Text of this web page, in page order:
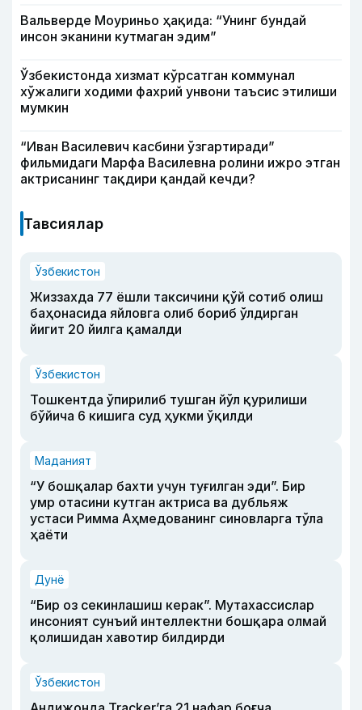
Вальверде Моуриньо ҳақида: “Унинг бундай
инсон эканини кутмаган эдим”
Ўзбекистонда хизмат кўрсатган коммунал
хўжалиги ходими фахрий унвони таъсис этилиши
мумкин
“Иван Василевич касбини ўзгартиради”
фильмидаги Марфа Василевна ролини ижро этган
актрисанинг тақдири қандай кечди?
Тавсиялар
Ўзбекистон
Жиззахда 77 ёшли таксичини қўй сотиб олиш
баҳонасида яйловга олиб бориб ўлдирган
йигит 20 йилга қамалди
Ўзбекистон
Тошкентда ўпирилиб тушган йўл қурилиши
бўйича 6 кишига суд ҳукми ўқилди
Маданият
“У бошқалар бахти учун туғилган эди”. Бир
умр отасини кутган актриса ва дубльяж
устаси Римма Аҳмедованинг синовларга тўла
ҳаёти
Дунё
“Бир оз секинлашиш керак”. Мутахассислар
инсоният сунъий интеллектни бошқара олмай
қолишидан хавотир билдирди
Ўзбекистон